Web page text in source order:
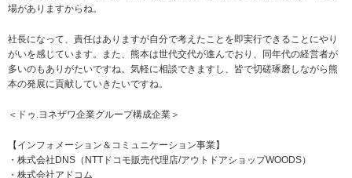
場がありますからね。
社長になって、責任はありますが自分で考えたことを即実行できることにやり
がいを感じています。また、熊本は世代交代が進んでおり、同年代の経営者が
多いのもありがたいですね。気軽に相談できますし、皆で切磋琢磨しながら熊
本の発展に貢献していきたいですね。
＜ドゥ.ヨネザワ企業グループ構成企業＞
【インフォメーション＆コミュニケーション事業】
・株式会社DNS（NTTドコモ販売代理店/アウトドアショップWOODS）
・株式会社アドコム